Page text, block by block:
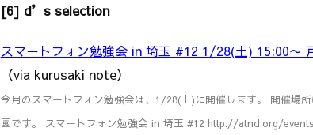
[6] d’s selection
スマートフォン勉強会 in 埼玉 #12 1/28(土) 15:00〜
（via kurusaki note）
今月のスマートフォン勉強会は、1/28(土)に開催します。 開催場
園です。 スマートフォン勉強会 in 埼玉 #12 http://atnd.org/